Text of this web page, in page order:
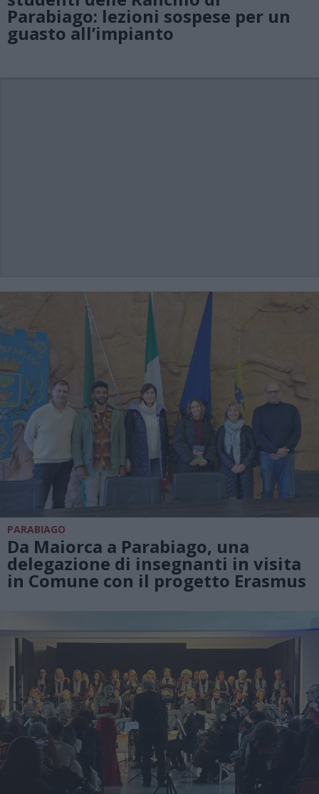
Parabiago: lezioni sospese per un
guasto all’impianto
PARABIAGO
Da Maiorca a Parabiago, una
delegazione di insegnanti in visita
in Comune con il progetto Erasmus